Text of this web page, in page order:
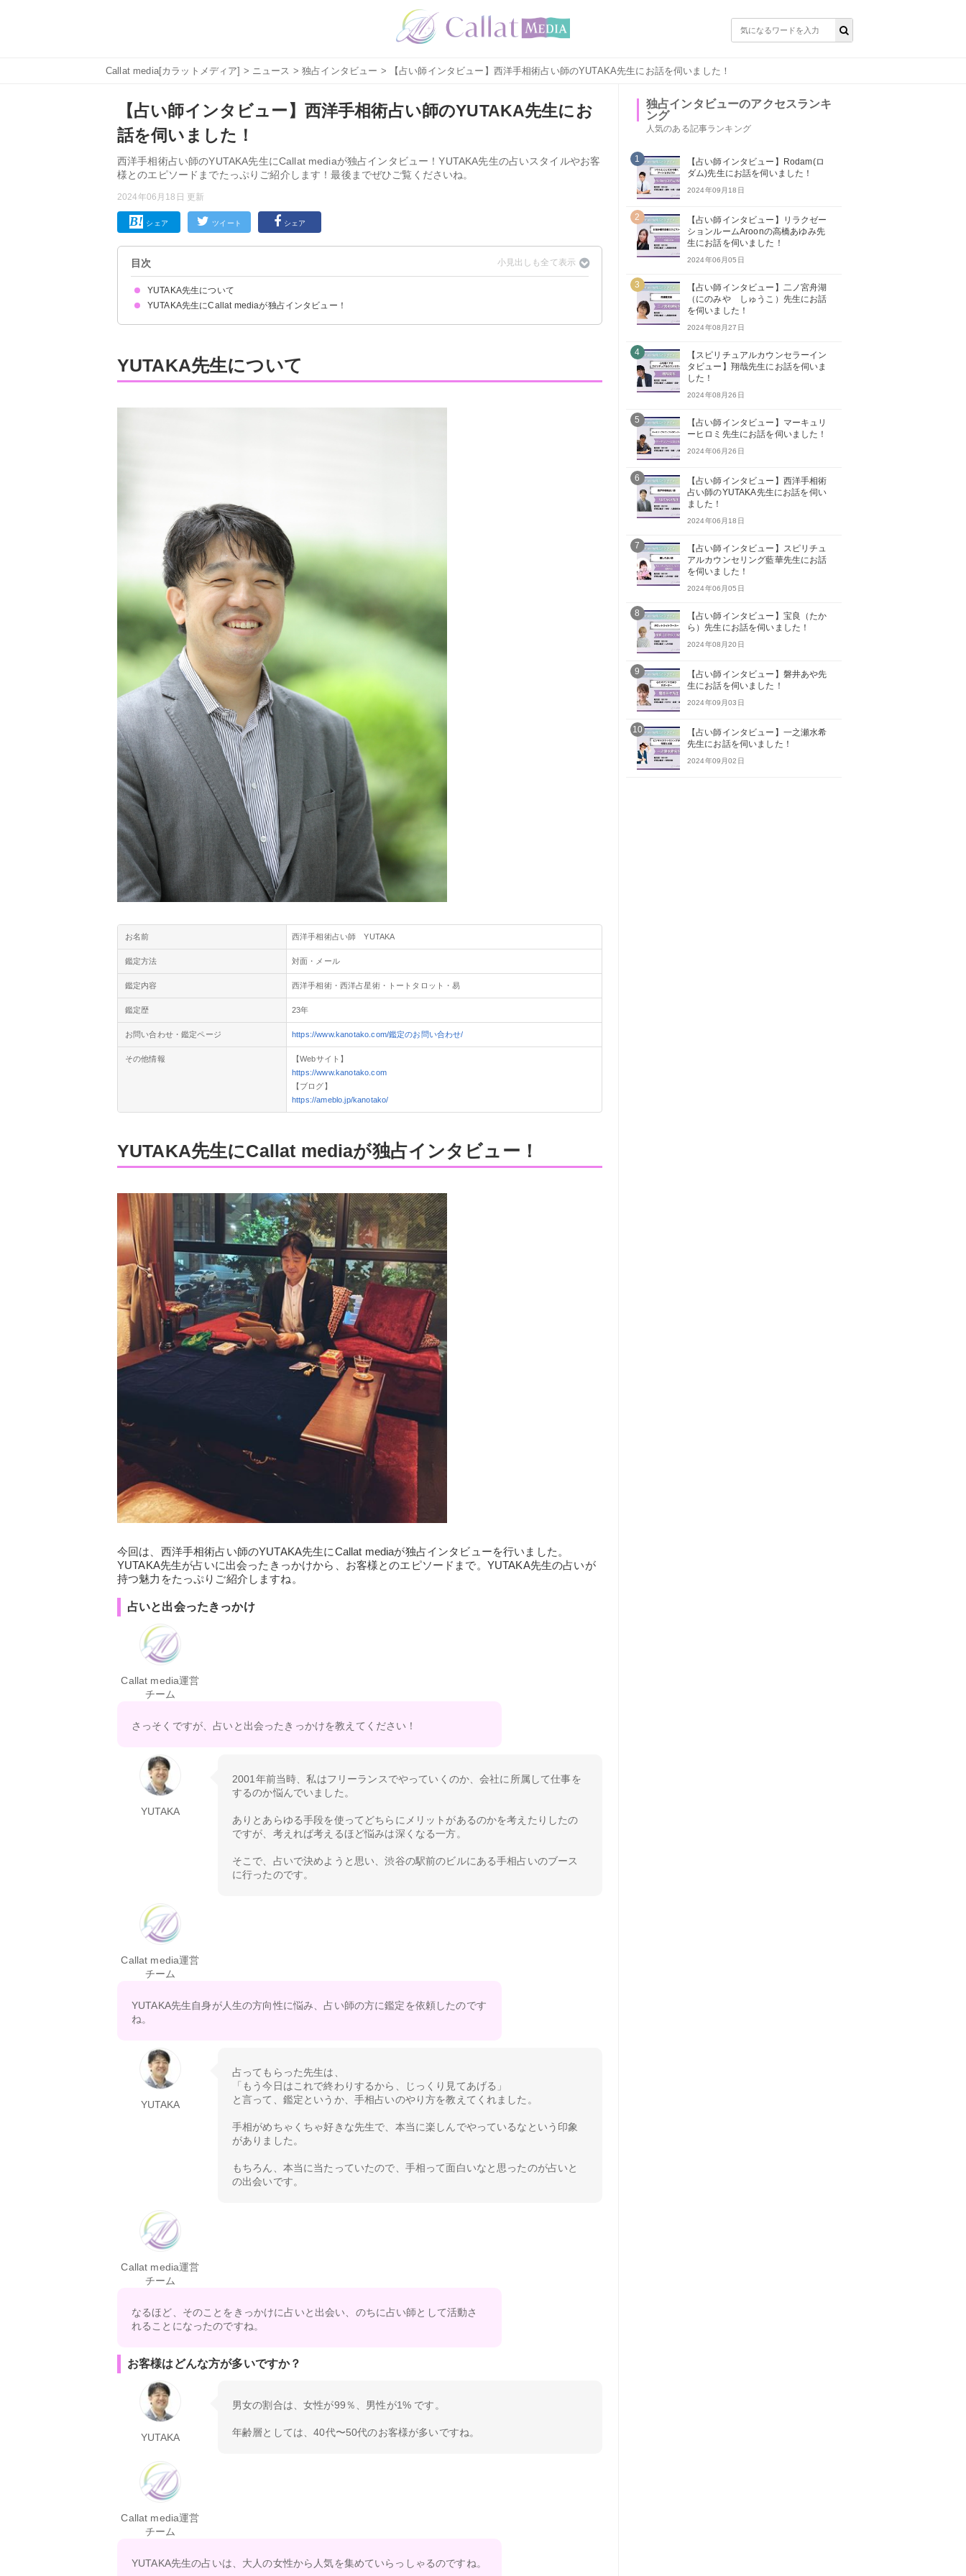
Callat media[カラットメディア] > ニュース >独占インタビュー > 【占い師インタビュー】西洋手相術占い師のYUTAKA先生にお話を伺いました！
【占い師インタビュー】西洋手相術占い師のYUTAKA先生にお
話を伺いました！
西洋手相術占い師のYUTAKA先生にCallat mediaが独占インタビュー！YUTAKA先生の占いスタイルやお客
様とのエピソードまでたっぷりご紹介します！最後までぜひご覧くださいね。
2024年06月18日 更新
シェア ツイート シェア
目次
YUTAKA先生について
YUTAKA先生にCallat mediaが独占インタビュー！
YUTAKA先生について
お名前 西洋手相術占い師 YUTAKA
鑑定方法 対面・メール
鑑定内容 西洋手相術・西洋占星術・トートタロット・易
鑑定歴 23年
お問い合わせ・鑑定ページ https://www.kanotako.com/鑑定のお問い合わせ/
その他情報
【Webサイト】
https://www.kanotako.com
【ブログ】
https://ameblo.jp/kanotako/
YUTAKA先生にCallat mediaが独占インタビュー！
今回は、西洋手相術占い師のYUTAKA先生にCallat mediaが独占インタビューを行いました。
YUTAKA先生が占いに出会ったきっかけから、お客様とのエピソードまで。YUTAKA先生の占いが
持つ魅力をたっぷりご紹介しますね。
占いと出会ったきっかけ
Callat media運営
チーム
さっそくですが、占いと出会ったきっかけを教えてください！
YUTAKA
2001年前当時、私はフリーランスでやっていくのか、会社に所属して仕事を
するのか悩んでいました。
ありとあらゆる手段を使ってどちらにメリットがあるのかを考えたりしたの
ですが、考えれば考えるほど悩みは深くなる一方。
そこで、占いで決めようと思い、渋谷の駅前のビルにある手相占いのブース
に行ったのです。
Callat media運営
チーム
YUTAKA先生自身が人生の方向性に悩み、占い師の方に鑑定を依頼したのです
ね。
YUTAKA
占ってもらった先生は、
「もう今日はこれで終わりするから、じっくり見てあげる」
と言って、鑑定というか、手相占いのやり方を教えてくれました。
手相がめちゃくちゃ好きな先生で、本当に楽しんでやっているなという印象
がありました。
もちろん、本当に当たっていたので、手相って面白いなと思ったのが占いと
の出会いです。
Callat media運営
チーム
なるほど、そのことをきっかけに占いと出会い、のちに占い師として活動さ
れることになったのですね。
お客様はどんな方が多いですか？
YUTAKA
男女の割合は、女性が99％、男性が1% です。
年齢層としては、40代〜50代のお客様が多いですね。
Callat media運営
チーム
YUTAKA先生の占いは、大人の女性から人気を集めていらっしゃるのですね。
独占インタビューのアクセスランキ
ング
人気のある記事ランキング
1
【占い師インタビュー】Rodam(ロ
ダム)先生にお話を伺いました！
2024年09月18日
2
【占い師インタビュー】リラクゼー
ションルームAroonの高橋あゆみ先
生にお話を伺いました！
2024年06月05日
3
【占い師インタビュー】二ノ宮舟湖
（にのみや しゅうこ）先生にお話
を伺いました！
2024年08月27日
4
【スピリチュアルカウンセラーイン
タビュー】翔哉先生にお話を伺いま
した！
2024年08月26日
5
【占い師インタビュー】マーキュリ
ーヒロミ先生にお話を伺いました！
2024年06月26日
6
【占い師インタビュー】西洋手相術
占い師のYUTAKA先生にお話を伺い
ました！
2024年06月18日
7
【占い師インタビュー】スピリチュ
アルカウンセリング藍華先生にお話
を伺いました！
2024年06月05日
8
【占い師インタビュー】宝良（たか
ら）先生にお話を伺いました！
2024年08月20日
9
【占い師インタビュー】磐井あや先
生にお話を伺いました！
2024年09月03日
10
【占い師インタビュー】一之瀬水希
先生にお話を伺いました！
2024年09月02日